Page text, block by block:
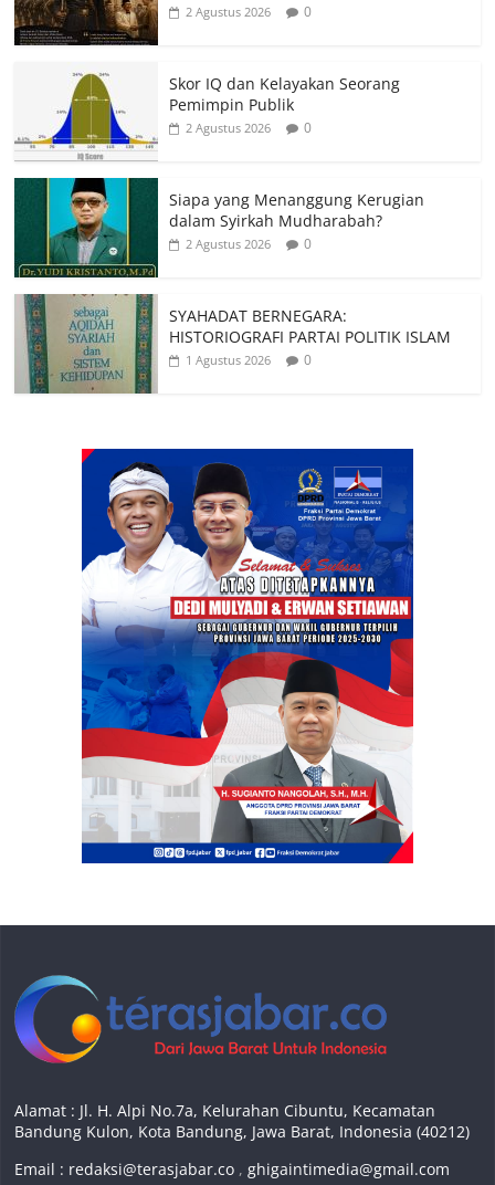
2 Agustus 2026 0
Skor IQ dan Kelayakan Seorang
Pemimpin Publik
2 Agustus 2026 0
Siapa yang Menanggung Kerugian
dalam Syirkah Mudharabah?
2 Agustus 2026 0
SYAHADAT BERNEGARA:
HISTORIOGRAFI PARTAI POLITIK ISLAM
1 Agustus 2026 0
Alamat : Jl. H. Alpi No.7a, Kelurahan Cibuntu, Kecamatan
Bandung Kulon, Kota Bandung, Jawa Barat, Indonesia (40212)
Email : redaksi@terasjabar.co ,ghigaintimedia@gmail.com